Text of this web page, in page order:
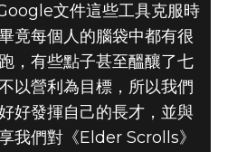
文件這些工具克服時
竟每個人的腦袋中都有很
，有些點子甚至醞釀了七
以營利為目標，所以我們
好發揮自己的長才，並與
我們對《Elder Scrolls》